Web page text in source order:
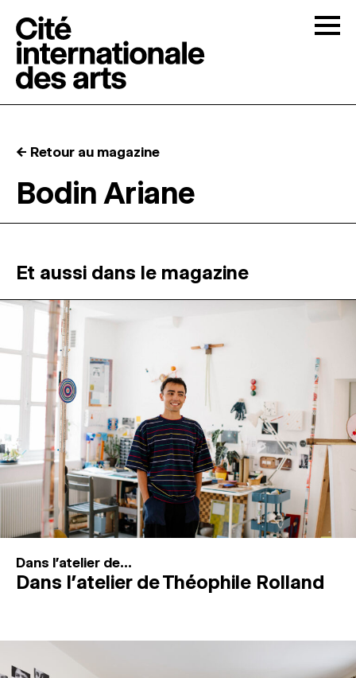
RÉSIDENCES ↓
ATELIERS OUVERTS
PROGRAMMATION
MAGAZINE
ESPACES DE PRATIQUE ARTISTIQUE ↓
Recherche
Connexion
← Retour au magazine
Bodin Ariane
Et aussi dans le magazine
Dans l'atelier de...
Dans l’atelier de Théophile Rolland